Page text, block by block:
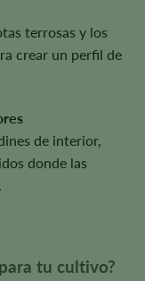
terrosas y los
crear un perfil de
de interior,
donde las
tu cultivo?